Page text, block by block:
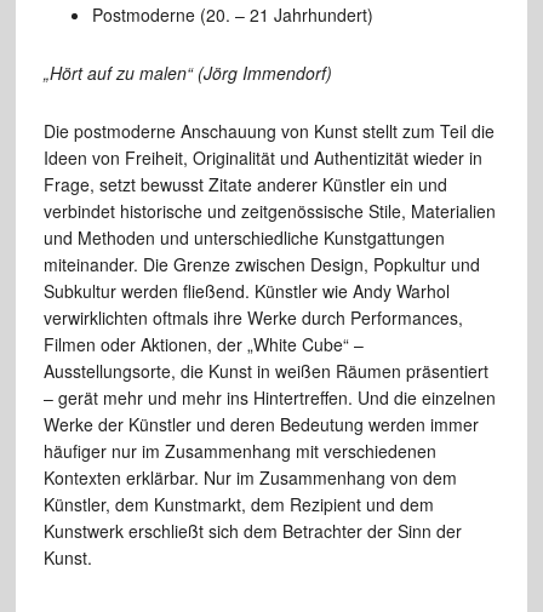
Postmoderne (20. – 21 Jahrhundert)
„Hört auf zu malen“ (Jörg Immendorf)
Die postmoderne Anschauung von Kunst stellt zum Teil die
Ideen von Freiheit, Originalität und Authentizität wieder in
Frage, setzt bewusst Zitate anderer Künstler ein und
verbindet historische und zeitgenössische Stile, Materialien
und Methoden und unterschiedliche Kunstgattungen
miteinander. Die Grenze zwischen Design, Popkultur und
Subkultur werden fließend. Künstler wie Andy Warhol
verwirklichten oftmals ihre Werke durch Performances,
Filmen oder Aktionen, der „White Cube“ –
Ausstellungsorte, die Kunst in weißen Räumen präsentiert
– gerät mehr und mehr ins Hintertreffen. Und die einzelnen
Werke der Künstler und deren Bedeutung werden immer
häufiger nur im Zusammenhang mit verschiedenen
Kontexten erklärbar. Nur im Zusammenhang von dem
Künstler, dem Kunstmarkt, dem Rezipient und dem
Kunstwerk erschließt sich dem Betrachter der Sinn der
Kunst.